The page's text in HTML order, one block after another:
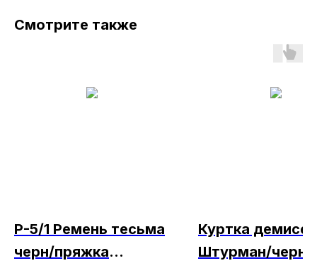
Смотрите также
Р-5/1 Ремень тесьма
черн/пряжка
Куртка демисез
Штурман/черн/